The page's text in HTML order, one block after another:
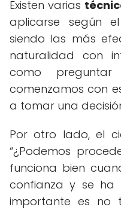
Existen varias
aplicarse según
siendo las más
naturalidad con
como
comenzamos con
a tomar una
Por otro lado, el
“¿Podemos
funciona bien
confianza y se ha
importante es no